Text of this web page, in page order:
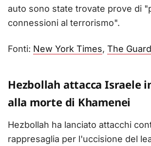
auto sono state trovate prove di
connessioni al terrorismo".
Fonti: New York Times, The
Hezbollah attacca Israele
alla morte di Khamenei
Hezbollah ha lanciato attacchi
rappresaglia per l'uccisione del